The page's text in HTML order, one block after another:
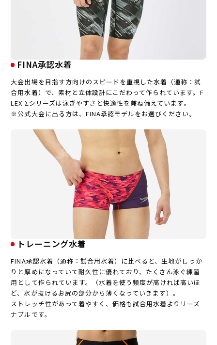
FINA承認水着
大会出場を目指す方向けのスピードを重視した水着（通称：試
合用水着）で、素材と立体設計にこだわって作られています。F
LEX Σシリーズは泳ぎやすさと快適性を兼ね備えています。
※公式大会に出る方は、FINA承認モデルをお選びください。
トレーニング水着
FINA承認水着（通称：試合用水着）に比べると、生地がしっか
りと厚めになっていて耐久性に優れており、たくさん泳ぐ練習
用として作られています。（水着を使う頻度が高ければ高いほ
ど、水が抜けるお尻の部分から薄くなっていきます）。
ストレッチ性があって着やすく、価格も試合用水着よりリーズ
ナブルです。